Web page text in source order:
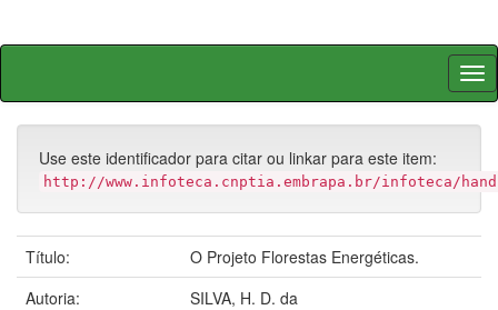
Skip
Use este identificador para citar ou linkar para este item:
http://www.infoteca.cnptia.embrapa.br/infoteca/
Título:
O Projeto Florestas Energéticas.
Autoria:
SILVA, H. D. da